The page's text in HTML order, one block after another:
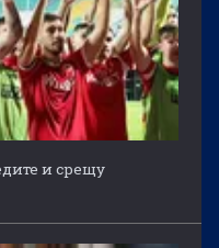
и срещу